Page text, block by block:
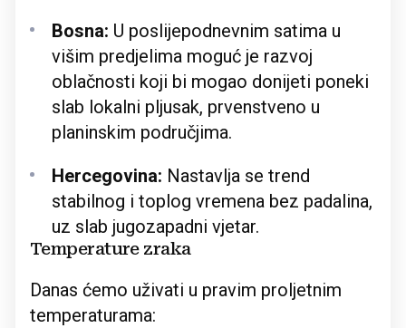
Bosna: U poslijepodnevnim satima u
višim predjelima moguć je razvoj
oblačnosti koji bi mogao donijeti poneki
slab lokalni pljusak, prvenstveno u
planinskim područjima.
Hercegovina: Nastavlja se trend
stabilnog i toplog vremena bez padalina,
uz slab jugozapadni vjetar.
Temperature zraka
Danas ćemo uživati u pravim proljetnim
temperaturama: